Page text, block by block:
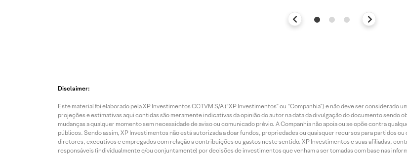
Disclaimer:
Este material foi elaborado pela XP Investimentos CCTVM S/A (“XP Investimentos” ou “Companhia”) e não deve ser considerado
projeções e estimativas aqui contidas são meramente indicativas da opinião do autor na data da divulgação do documento sendo
mudanças a qualquer momento sem necessidade de aviso ou comunicado prévio. A Companhia não apoia ou se opõe contra
públicos. Sendo assim, XP Investimentos não está autorizada a doar fundos, propriedades ou quaisquer recursos para partidos
diretores, executivos e empregados com relação a contribuições ou gastos neste sentido. XP Investimentos e suas afiliadas,
responsáveis (individualmente e/ou conjuntamente) por decisões de investimentos que venham a ser tomadas com base nas